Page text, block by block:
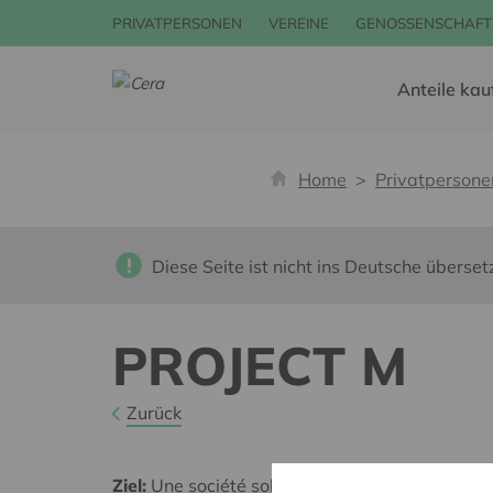
PRIVATPERSONEN VEREINE
Anteile
Home
Diese Seite ist nicht ins Deutsche
PROJECT M
Zurück
Ziel: Une société solidaire et respectueuse,